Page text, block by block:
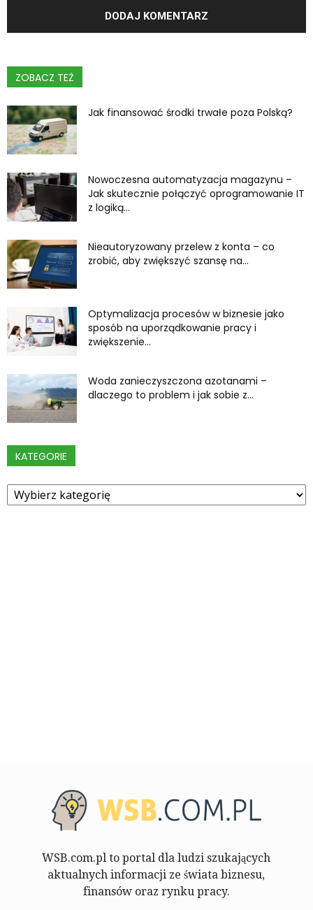
ZOBACZ TEŻ
Jak finansować środki trwałe poza Polską?
Nowoczesna automatyzacja magazynu –
Jak skutecznie połączyć oprogramowanie IT
z logiką...
Nieautoryzowany przelew z konta – co
zrobić, aby zwiększyć szansę na...
Optymalizacja procesów w biznesie jako
sposób na uporządkowanie pracy i
zwiększenie...
Woda zanieczyszczona azotanami –
dlaczego to problem i jak sobie z...
KATEGORIE
Kategorie
WSB.com.pl to portal dla ludzi szukających
aktualnych informacji ze świata biznesu,
finansów oraz rynku pracy.